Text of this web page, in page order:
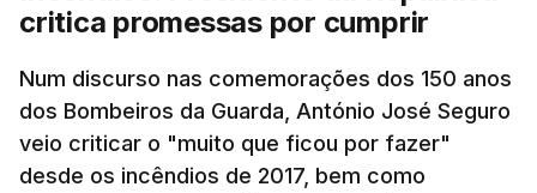
critica promessas por cumprir
Num discurso nas comemorações dos 150 anos
dos Bombeiros da Guarda, António José Seguro
veio criticar o "muito que ficou por fazer"
desde os incêndios de 2017, bem como